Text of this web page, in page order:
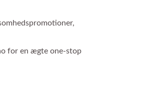
for en ægte one-stop